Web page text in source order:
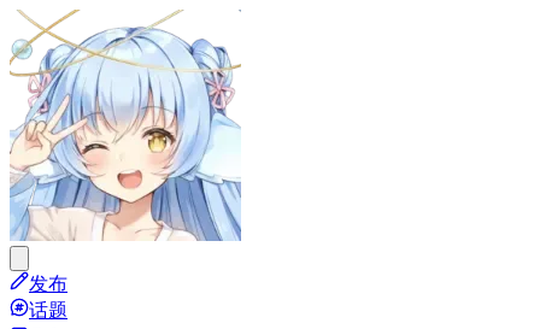
发布
话题